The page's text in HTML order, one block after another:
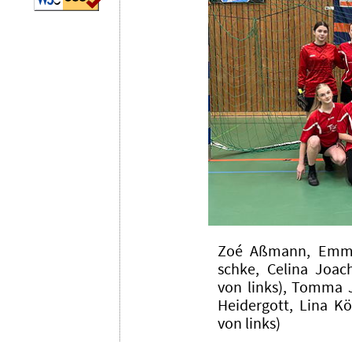
Zoé Aßmann,
schke, Celina
von links), Tomma
Hei­der­gott, Lina
von links)